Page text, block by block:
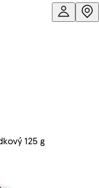
125 g